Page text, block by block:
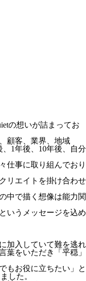
の想いが詰まってお
顧客、業界、地域
1年後、10年後、自分
仕事に取り組んでおり
リエイトを掛け合わせ
中で描く想像は能力関
いうメッセージを込め
加入していて難を逃れ
葉をいただき「平穏」
もお役に立ちたい」と
した。